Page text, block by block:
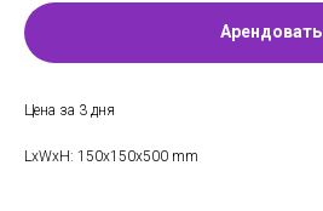
Арендовать
Цена за 3 дня
LxWxH: 150x150x500 mm